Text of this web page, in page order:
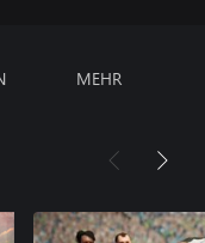
MEHR